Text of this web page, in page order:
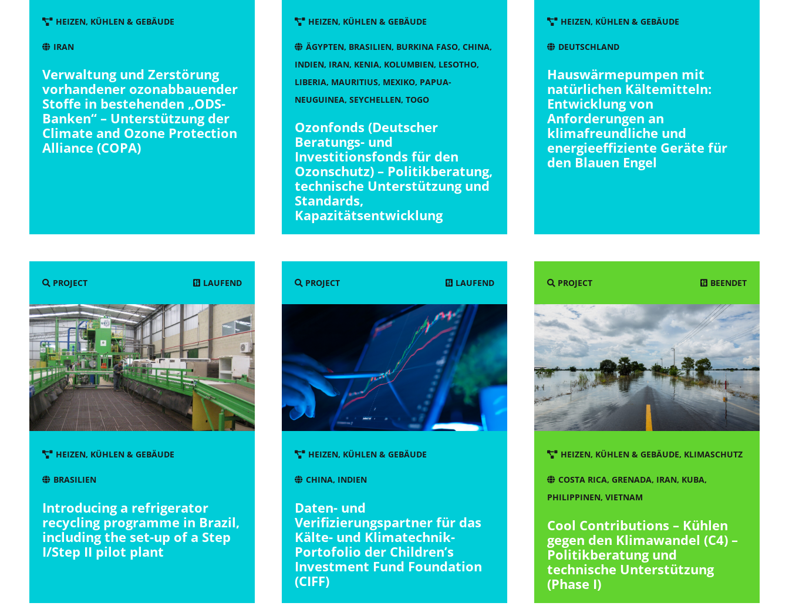
HEIZEN, KÜHLEN & GEBÄUDE
IRAN
Verwaltung und Zerstörung
vorhandener ozonabbauender
Stoffe in bestehenden „ODS-
Banken“ – Unterstützung der
Climate and Ozone Protection
Alliance (COPA)
HEIZEN, KÜHLEN & GEBÄUDE
ÄGYPTEN, BRASILIEN, BURKINA FASO,CHINA,
INDIEN, IRAN, KENIA, KOLUMBIEN, LESOTHO,
LIBERIA, MAURITIUS, MEXIKO, PAPUA-
NEUGUINEA, SEYCHELLEN, TOGO
Ozonfonds (Deutscher
Beratungs- und
Investitionsfonds für den
Ozonschutz) – Politikberatung,
technische Unterstützung und
Standards,
Kapazitätsentwicklung
HEIZEN, KÜHLEN & GEBÄUDE
DEUTSCHLAND
Hauswärmepumpen mit
natürlichen Kältemitteln:
Entwicklung von
Anforderungen an
klimafreundliche und
energieeffiziente Geräte für
den Blauen Engel
PROJECT LAUFEND
HEIZEN, KÜHLEN & GEBÄUDE
BRASILIEN
Introducing a refrigerator
recycling programme in Brazil,
including the set-up of a Step
I/Step II pilot plant
PROJECT LAUFEND
HEIZEN, KÜHLEN & GEBÄUDE
CHINA, INDIEN
Daten- und
Verifizierungspartner für das
Kälte- und Klimatechnik-
Portofolio der Children’s
Investment Fund Foundation
(CIFF)
PROJECT BEENDET
HEIZEN, KÜHLEN & GEBÄUDE, KLIMASCHUTZ
COSTA RICA,GRENADA, IRAN, KUBA,
PHILIPPINEN, VIETNAM
Cool Contributions – Kühlen
gegen den Klimawandel (C4) –
Politikberatung und
technische Unterstützung
(Phase I)